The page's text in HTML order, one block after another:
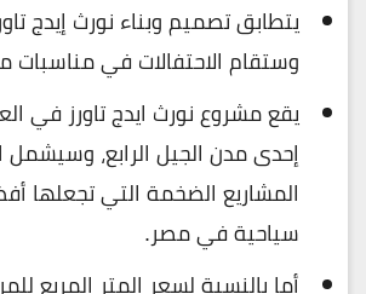
يتطابق تصميم وبناء نورث إيدج
وستقام الاحتفالات في مناسبات
يقع مشروع نورث ايدج تاورز في
إحدى مدن الجيل الرابع، وسيشمل
المشاريع الضخمة التي تجعلها
سياحية في مصر.
أما بالنسبة لسعر المتر المربع